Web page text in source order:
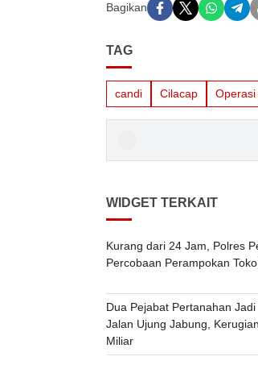
Bagikan
TAG
candi Cilacap
WIDGET TERKAIT
Kurang dari 24 Jam, Polres
Percobaan Perampokan
Dua Pejabat Pertanahan
Jalan Ujung Jabung,
Miliar